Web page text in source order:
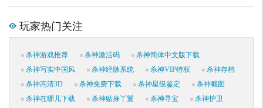
玩家热门关注
杀神游戏推荐 杀神激活码
杀神简体中文版下载
杀神写实中国风
杀神经脉系统 杀神VIP特权
杀神存档
杀神高清3D
杀神免费下载 杀神星级鉴定
杀神截图
杀神在哪儿下载
杀神贴身丫鬟 杀神寻宝 杀神护卫